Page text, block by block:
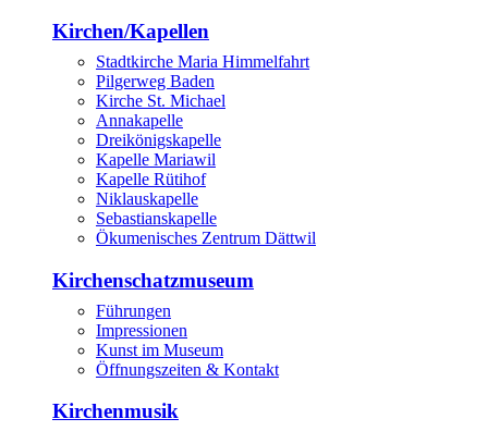
Kirchen/Kapellen
Stadtkirche Maria Himmelfahrt
Pilgerweg Baden
Kirche St. Michael
Annakapelle
Dreikönigskapelle
Kapelle Mariawil
Kapelle Rütihof
Niklauskapelle
Sebastianskapelle
Ökumenisches Zentrum Dättwil
Kirchenschatzmuseum
Führungen
Impressionen
Kunst im Museum
Öffnungszeiten & Kontakt
Kirchenmusik